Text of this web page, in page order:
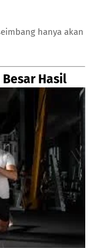
hanya akan
Hasil